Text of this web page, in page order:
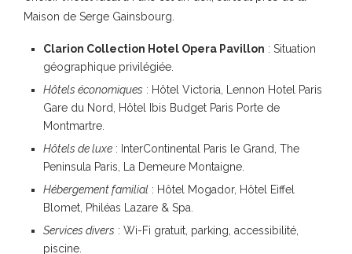
Maison de Serge Gainsbourg.
Clarion Collection Hotel Opera Pavillon : Situation
géographique privilégiée.
Hôtels économiques : Hôtel Victoria, Lennon Hotel Paris
Gare du Nord, Hôtel Ibis Budget Paris Porte de
Montmartre.
Hôtels de luxe : InterContinental Paris le Grand, The
Peninsula Paris, La Demeure Montaigne.
Hébergement familial : Hôtel Mogador, Hôtel Eiffel
Blomet, Philéas Lazare & Spa.
Services divers : Wi-Fi gratuit, parking, accessibilité,
piscine.